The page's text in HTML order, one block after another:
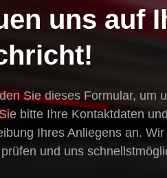
uns auf
Sie dieses Formular, um
bitte Ihre Kontaktdaten
Ihres Anliegens an.
und uns